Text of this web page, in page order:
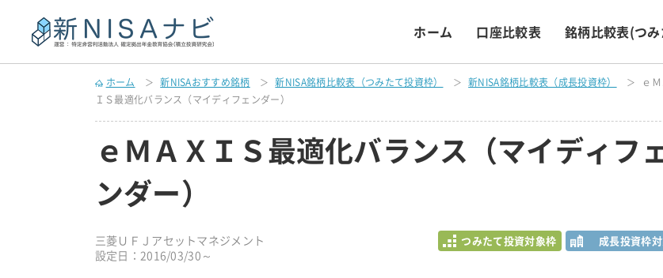
ホーム 口座比較表 銘柄比較表(つ
ホーム 新NISAおすすめ銘柄 新NISA銘柄比較表（つみたて投資枠） 新NISA銘柄比較表（成長投資枠）
ｅＭ
ＩＳ最適化バランス（マイディフェンダー）
ｅＭＡＸＩＳ最適化バランス（マイディフ
ンダー）
三菱ＵＦＪアセットマネジメント
設定日：2016/03/30～
つみたて投資対象枠 成長投資枠